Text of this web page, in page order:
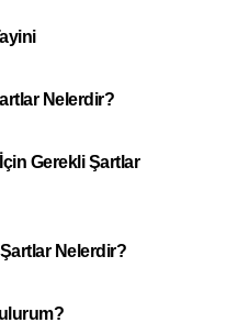
Nelerdir?
İçin Gerekli Şartlar
Nelerdir?